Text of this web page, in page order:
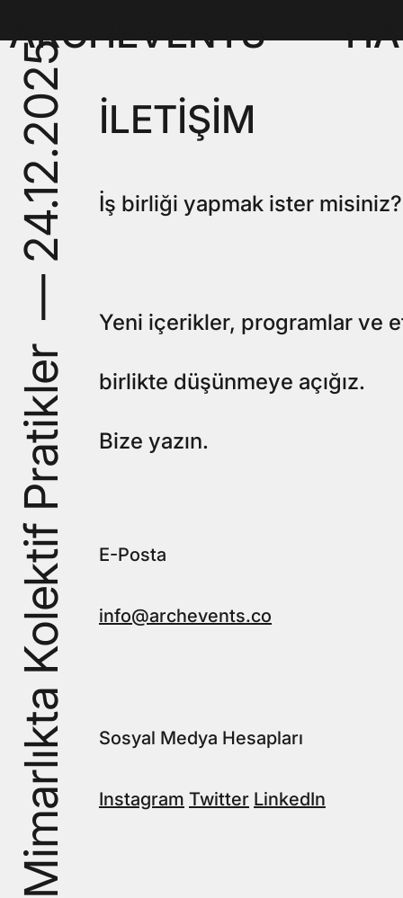
ARCHEVENTS
İLETİŞİM
İş birliği yapmak ister misiniz?
Yeni içerikler, programlar ve
birlikte düşünmeye açığız.
Bize yazın.
E-Posta
info@archevents.co
Sosyal Medya Hesapları
Instagram Twitter LinkedIn